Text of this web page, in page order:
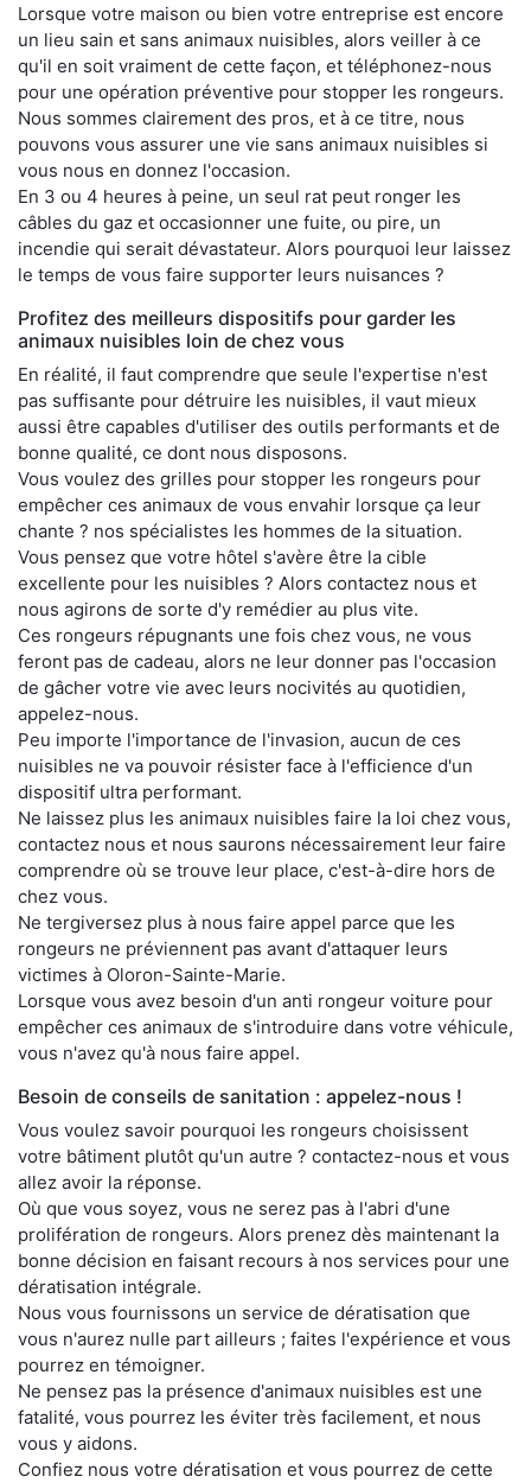
Lorsque votre maison ou bien votre entreprise est encore
un lieu sain et sans animaux nuisibles, alors veiller à ce
qu'il en soit vraiment de cette façon, et téléphonez-nous
pour une opération préventive pour stopper les rongeurs.
Nous sommes clairement des pros, et à ce titre, nous
pouvons vous assurer une vie sans animaux nuisibles si
vous nous en donnez l'occasion.
En 3 ou 4 heures à peine, un seul rat peut ronger les
câbles du gaz et occasionner une fuite, ou pire, un
incendie qui serait dévastateur. Alors pourquoi leur laissez
le temps de vous faire supporter leurs nuisances ?
Profitez des meilleurs dispositifs pour garder les
animaux nuisibles loin de chez vous
En réalité, il faut comprendre que seule l'expertise n'est
pas suffisante pour détruire les nuisibles, il vaut mieux
aussi être capables d'utiliser des outils performants et de
bonne qualité, ce dont nous disposons.
Vous voulez des grilles pour stopper les rongeurs pour
empêcher ces animaux de vous envahir lorsque ça leur
chante ? nos spécialistes les hommes de la situation.
Vous pensez que votre hôtel s'avère être la cible
excellente pour les nuisibles ? Alors contactez nous et
nous agirons de sorte d'y remédier au plus vite.
Ces rongeurs répugnants une fois chez vous, ne vous
feront pas de cadeau, alors ne leur donner pas l'occasion
de gâcher votre vie avec leurs nocivités au quotidien,
appelez-nous.
Peu importe l'importance de l'invasion, aucun de ces
nuisibles ne va pouvoir résister face à l'efficience d'un
dispositif ultra performant.
Ne laissez plus les animaux nuisibles faire la loi chez vous,
contactez nous et nous saurons nécessairement leur faire
comprendre où se trouve leur place, c'est-à-dire hors de
chez vous.
Ne tergiversez plus à nous faire appel parce que les
rongeurs ne préviennent pas avant d'attaquer leurs
victimes à Oloron-Sainte-Marie.
Lorsque vous avez besoin d'un anti rongeur voiture pour
empêcher ces animaux de s'introduire dans votre véhicule,
vous n'avez qu'à nous faire appel.
Besoin de conseils de sanitation : appelez-nous !
Vous voulez savoir pourquoi les rongeurs choisissent
votre bâtiment plutôt qu'un autre ? contactez-nous et vous
allez avoir la réponse.
Où que vous soyez, vous ne serez pas à l'abri d'une
prolifération de rongeurs. Alors prenez dès maintenant la
bonne décision en faisant recours à nos services pour une
dératisation intégrale.
Nous vous fournissons un service de dératisation que
vous n'aurez nulle part ailleurs ; faites l'expérience et vous
pourrez en témoigner.
Ne pensez pas la présence d'animaux nuisibles est une
fatalité, vous pourrez les éviter très facilement, et nous
vous y aidons.
Confiez nous votre dératisation et vous pourrez de cette